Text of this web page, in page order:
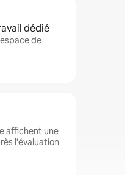
dédié
de
affichent une
l'évaluation